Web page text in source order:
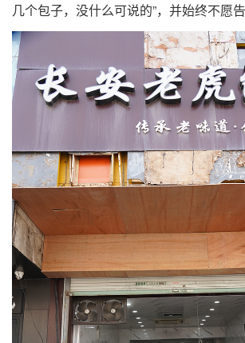
几个包子，没什么可说的”，并始终不愿告